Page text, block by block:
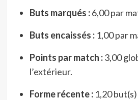
Buts marqués :6,00 par
Buts encaissés :1,00 par
Points par match :3,00
l’extérieur.
Forme récente :1,20